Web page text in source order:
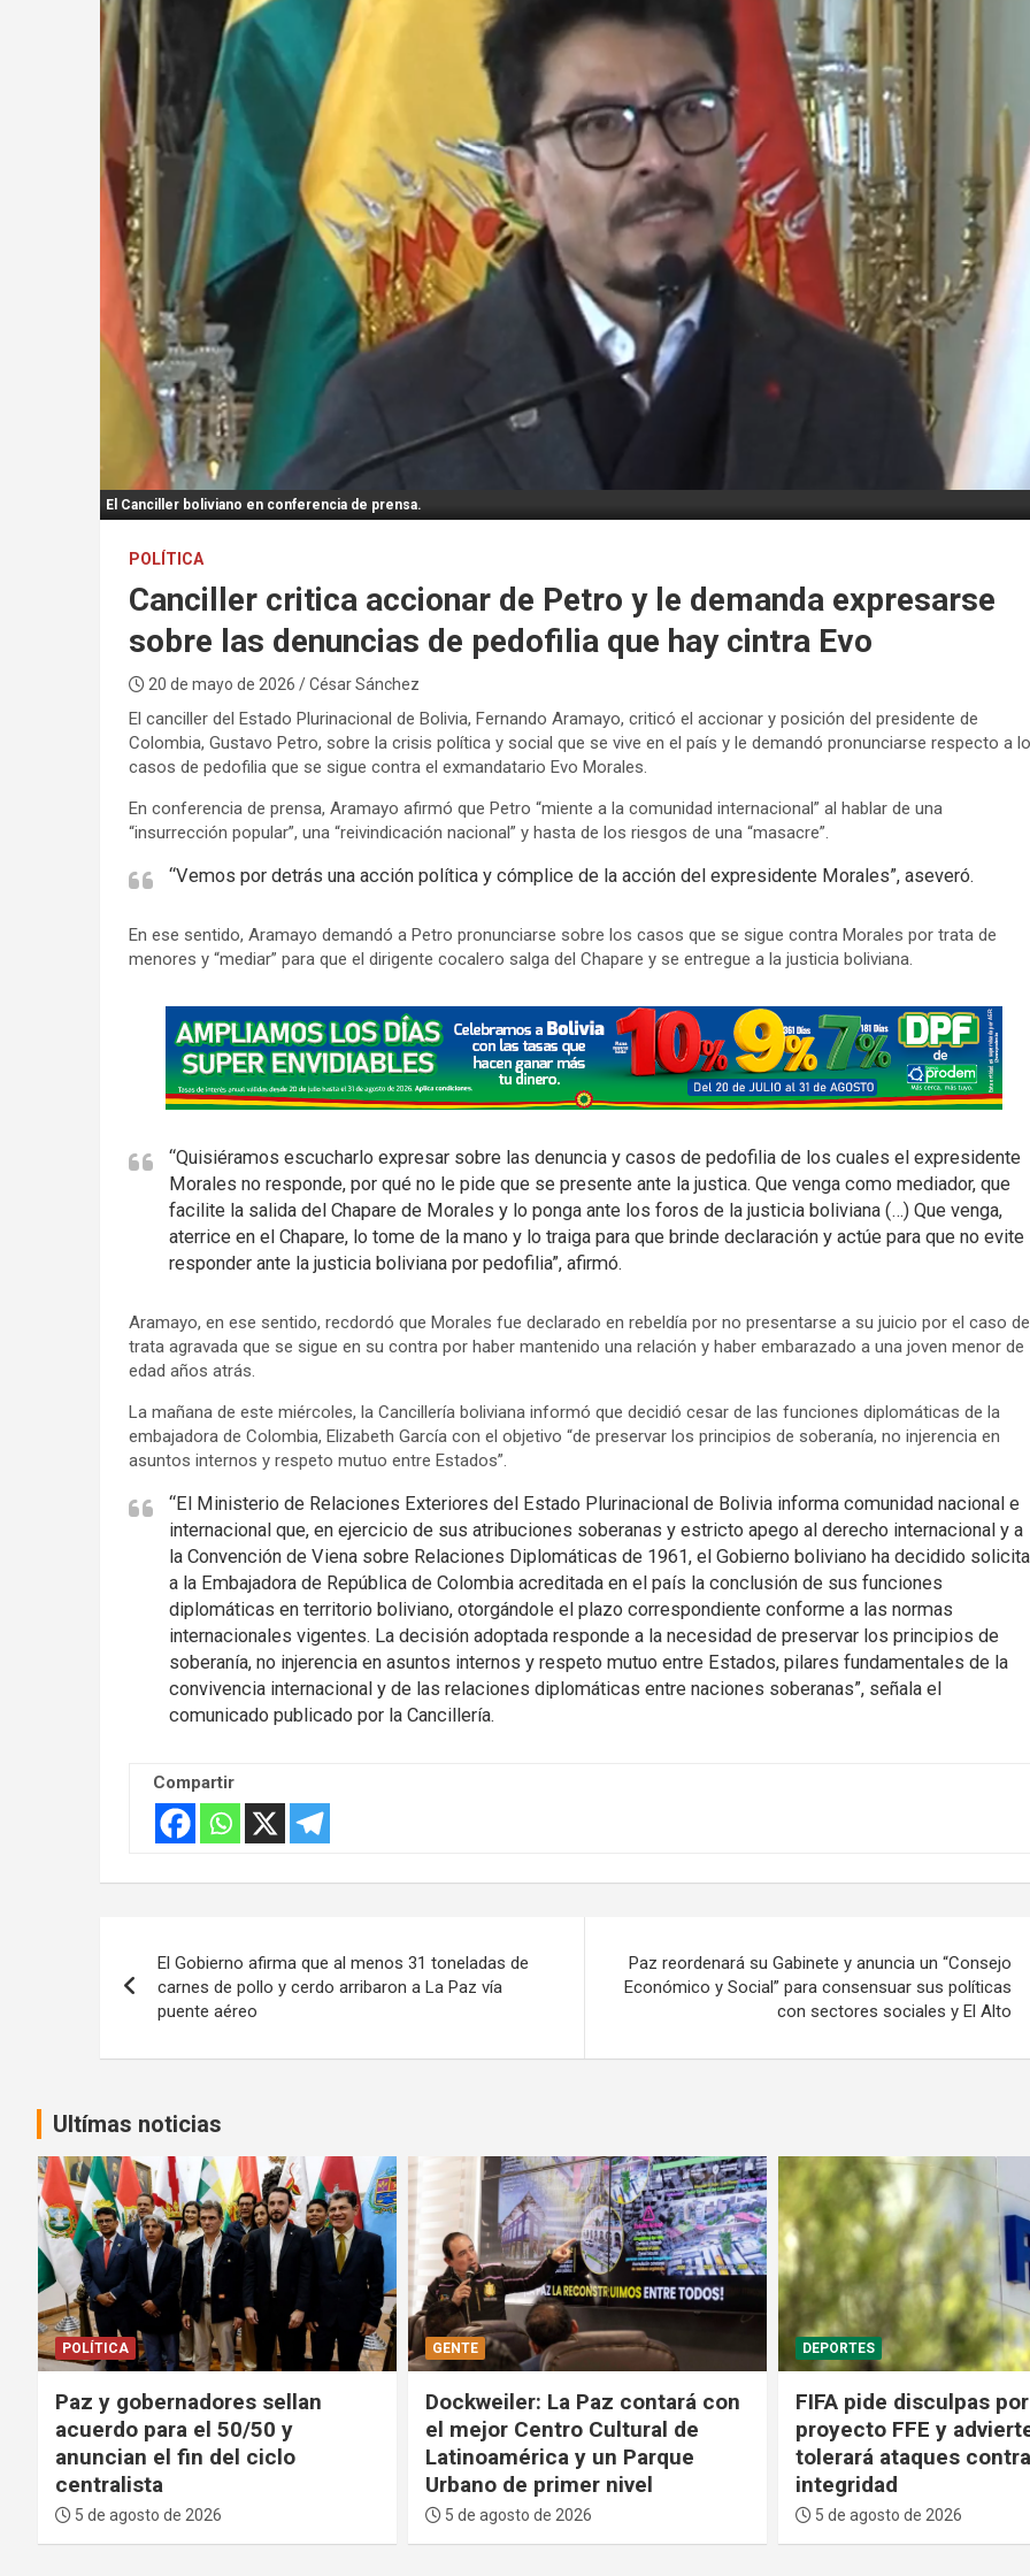
El Canciller boliviano en conferencia de prensa.
POLÍTICA
Canciller critica accionar de Petro y le demanda expresarse
sobre las denuncias de pedofilia que hay cintra Evo
20 de mayo de 2026 / César Sánchez
El canciller del Estado Plurinacional de Bolivia, Fernando Aramayo, criticó el accionar y posición del presidente de
Colombia, Gustavo Petro, sobre la crisis política y social que se vive en el país y le demandó pronunciarse respecto a
casos de pedofilia que se sigue contra el exmandatario Evo Morales.
En conferencia de prensa, Aramayo afirmó que Petro “miente a la comunidad internacional” al hablar de una
“insurrección popular”, una “reivindicación nacional” y hasta de los riesgos de una “masacre”.
“Vemos por detrás una acción política y cómplice de la acción del expresidente Morales”, aseveró.
En ese sentido, Aramayo demandó a Petro pronunciarse sobre los casos que se sigue contra Morales por trata de
menores y “mediar” para que el dirigente cocalero salga del Chapare y se entregue a la justicia boliviana.
t
e
n
t
:
“Quisiéramos escucharlo expresar sobre las denuncia y casos de pedofilia de los cuales el expresidente
Morales no responde, por qué no le pide que se presente ante la justica. Que venga como mediador, que
facilite la salida del Chapare de Morales y lo ponga ante los foros de la justicia boliviana (…) Que venga,
aterrice en el Chapare, lo tome de la mano y lo traiga para que brinde declaración y actúe para que no evite
responder ante la justicia boliviana por pedofilia”, afirmó.
Aramayo, en ese sentido, recdordó que Morales fue declarado en rebeldía por no presentarse a su juicio por el caso de
trata agravada que se sigue en su contra por haber mantenido una relación y haber embarazado a una joven menor de
edad años atrás.
La mañana de este miércoles, la Cancillería boliviana informó que decidió cesar de las funciones diplomáticas de la
embajadora de Colombia, Elizabeth García con el objetivo “de preservar los principios de soberanía, no injerencia en
asuntos internos y respeto mutuo entre Estados”.
“El Ministerio de Relaciones Exteriores del Estado Plurinacional de Bolivia informa comunidad nacional e
internacional que, en ejercicio de sus atribuciones soberanas y estricto apego al derecho internacional y a
la Convención de Viena sobre Relaciones Diplomáticas de 1961, el Gobierno boliviano ha decidido
a la Embajadora de República de Colombia acreditada en el país la conclusión de sus funciones
diplomáticas en territorio boliviano, otorgándole el plazo correspondiente conforme a las normas
internacionales vigentes. La decisión adoptada responde a la necesidad de preservar los principios de
soberanía, no injerencia en asuntos internos y respeto mutuo entre Estados, pilares fundamentales de la
convivencia internacional y de las relaciones diplomáticas entre naciones soberanas”, señala el
comunicado publicado por la Cancillería.
Compartir
de
entradas
El Gobierno afirma que al menos 31 toneladas de
carnes de pollo y cerdo arribaron a La Paz vía
puente aéreo
Paz reordenará su Gabinete y anuncia un “Consejo
Económico y Social” para consensuar sus políticas
con sectores sociales y El Alto
Ultímas noticias
GENTE
Dockweiler: La Paz contará con
el mejor Centro Cultural de
Latinoamérica y un Parque
Urbano de primer nivel
5 de agosto de 2026
DEPORTES
FIFA pide disculpas por fallido
proyecto FFE y advierte que no
tolerará ataques contra su
integridad
5 de agosto de 2026
POLÍTICA
El dólar baja por
consecutiva y valdrá
desde el 6 al 10 de
5 de agosto de 2026